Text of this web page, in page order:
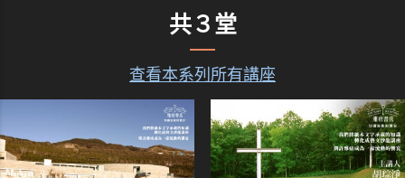
共３堂
查看本系列所有講座